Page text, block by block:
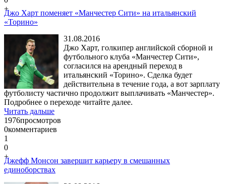
+
Джо Харт поменяет «Манчестер Сити» на итальянский
«Торино»
31.08.2016
Джо Харт, голкипер английской сборной и
футбольного клуба «Манчестер Сити»,
согласился на арендный переход в
итальянский «Торино». Сделка будет
действительна в течение года, а вот зарплату
футболисту частично продолжит выплачивать «Манчестер».
Подробнее о переходе читайте далее.
Читать дальше
1976просмотров
0комментариев
1
0
+
Джефф Монсон завершит карьеру в смешанных
единоборствах